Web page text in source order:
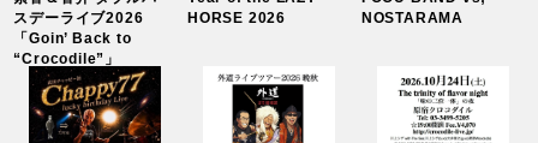
スデーライブ2026
「Goin’ Back to
“Crocodile”」
HORSE 2026
NOSTARAMA